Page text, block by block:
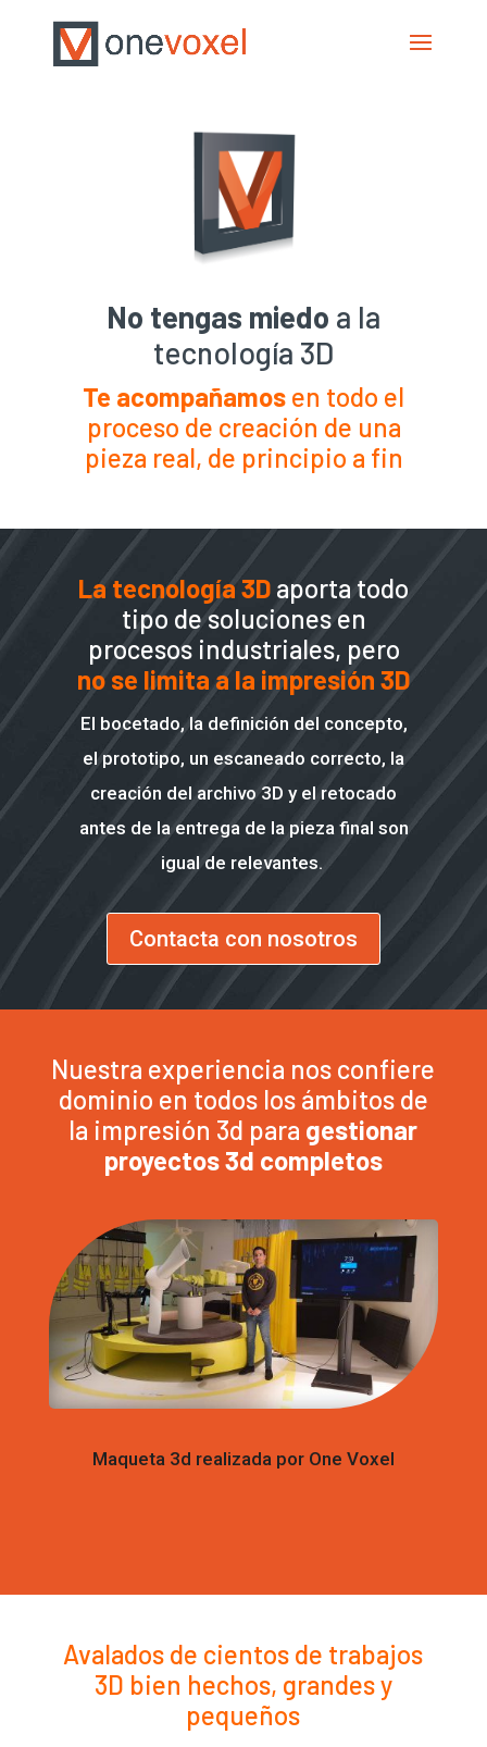
No tengas miedo a la
tecnología 3D
Te acompañamos en todo el
proceso de creación de una
pieza real, de principio a fin
La tecnología 3D aporta todo
tipo de soluciones en
procesos industriales, pero
no se limita a la impresión 3D
El bocetado, la definición del concepto,
el prototipo, un escaneado correcto, la
creación del archivo 3D y el retocado
antes de la entrega de la pieza final son
igual de relevantes.
Contacta con nosotros
Nuestra experiencia nos confiere
dominio en todos los ámbitos de
la impresión 3d para gestionar
proyectos 3d completos
Maqueta 3d realizada por One Voxel
Avalados de cientos de trabajos
3D bien hechos, grandes y
pequeños